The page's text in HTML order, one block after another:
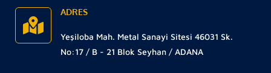
ADRES
Yeşiloba Mah. Metal Sanayi Sitesi 46031 Sk.
No:17 / B - 21 Blok Seyhan / ADANA